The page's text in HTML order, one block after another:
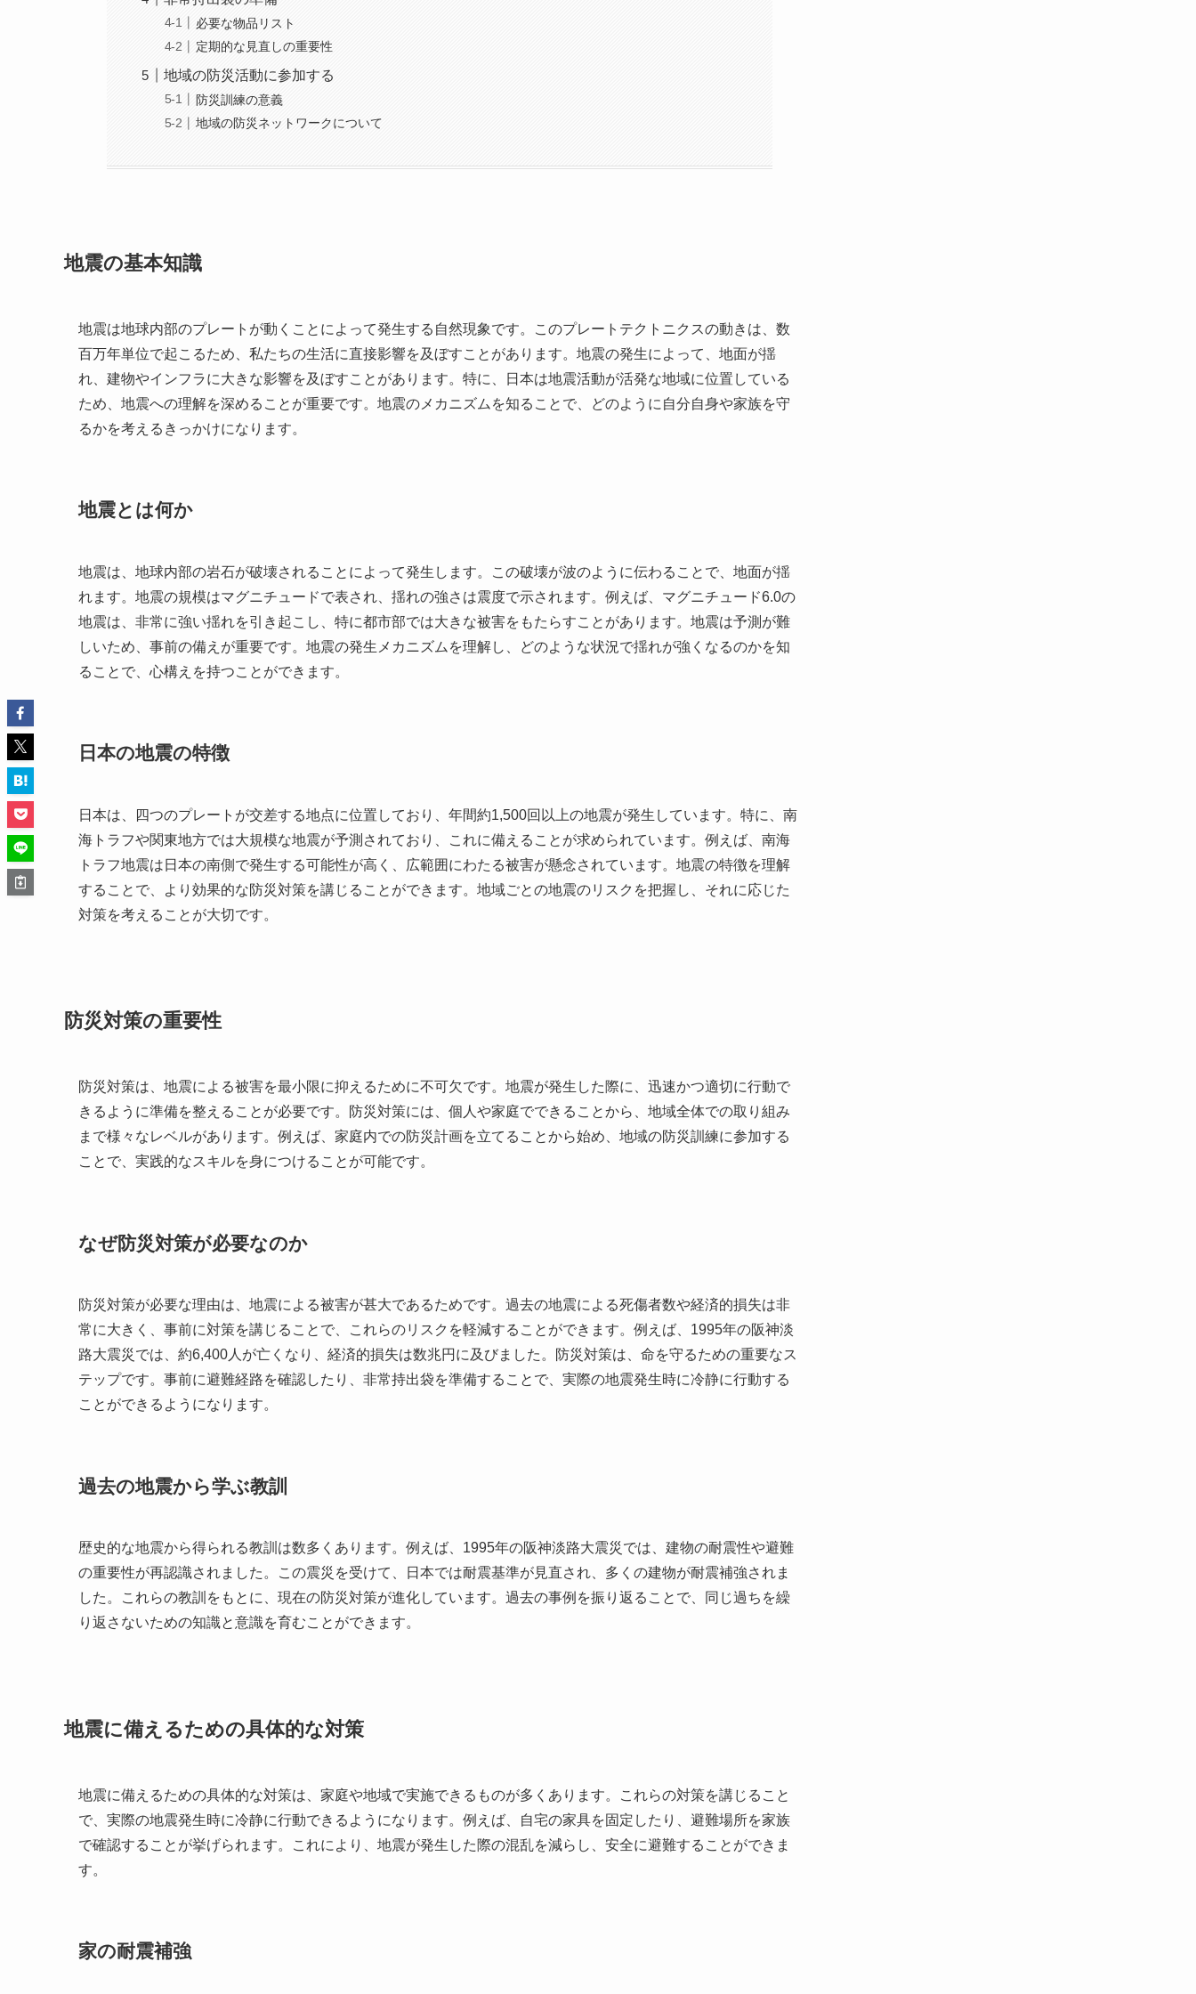
必要な物品リスト
定期的な見直しの重要性
地域の防災活動に参加する
防災訓練の意義
地域の防災ネットワークについて
地震の基本知識
地震は地球内部のプレートが動くことによって発生する自然現象です。このプレートテクトニクスの動きは、数
百万年単位で起こるため、私たちの生活に直接影響を及ぼすことがあります。地震の発生によって、地面が揺
れ、建物やインフラに大きな影響を及ぼすことがあります。特に、日本は地震活動が活発な地域に位置している
ため、地震への理解を深めることが重要です。地震のメカニズムを知ることで、どのように自分自身や家族を守
るかを考えるきっかけになります。
地震とは何か
地震は、地球内部の岩石が破壊されることによって発生します。この破壊が波のように伝わることで、地面が揺
れます。地震の規模はマグニチュードで表され、揺れの強さは震度で示されます。例えば、マグニチュード6.0の
地震は、非常に強い揺れを引き起こし、特に都市部では大きな被害をもたらすことがあります。地震は予測が難
しいため、事前の備えが重要です。地震の発生メカニズムを理解し、どのような状況で揺れが強くなるのかを知
ることで、心構えを持つことができます。
日本の地震の特徴
日本は、四つのプレートが交差する地点に位置しており、年間約1,500回以上の地震が発生しています。特に、南
海トラフや関東地方では大規模な地震が予測されており、これに備えることが求められています。例えば、南海
トラフ地震は日本の南側で発生する可能性が高く、広範囲にわたる被害が懸念されています。地震の特徴を理解
することで、より効果的な防災対策を講じることができます。地域ごとの地震のリスクを把握し、それに応じた
対策を考えることが大切です。
防災対策の重要性
防災対策は、地震による被害を最小限に抑えるために不可欠です。地震が発生した際に、迅速かつ適切に行動で
きるように準備を整えることが必要です。防災対策には、個人や家庭でできることから、地域全体での取り組み
まで様々なレベルがあります。例えば、家庭内での防災計画を立てることから始め、地域の防災訓練に参加する
ことで、実践的なスキルを身につけることが可能です。
なぜ防災対策が必要なのか
防災対策が必要な理由は、地震による被害が甚大であるためです。過去の地震による死傷者数や経済的損失は非
常に大きく、事前に対策を講じることで、これらのリスクを軽減することができます。例えば、1995年の阪神淡
路大震災では、約6,400人が亡くなり、経済的損失は数兆円に及びました。防災対策は、命を守るための重要なス
テップです。事前に避難経路を確認したり、非常持出袋を準備することで、実際の地震発生時に冷静に行動する
ことができるようになります。
過去の地震から学ぶ教訓
歴史的な地震から得られる教訓は数多くあります。例えば、1995年の阪神淡路大震災では、建物の耐震性や避難
の重要性が再認識されました。この震災を受けて、日本では耐震基準が見直され、多くの建物が耐震補強されま
した。これらの教訓をもとに、現在の防災対策が進化しています。過去の事例を振り返ることで、同じ過ちを繰
り返さないための知識と意識を育むことができます。
地震に備えるための具体的な対策
地震に備えるための具体的な対策は、家庭や地域で実施できるものが多くあります。これらの対策を講じること
で、実際の地震発生時に冷静に行動できるようになります。例えば、自宅の家具を固定したり、避難場所を家族
で確認することが挙げられます。これにより、地震が発生した際の混乱を減らし、安全に避難することができま
す。
家の耐震補強